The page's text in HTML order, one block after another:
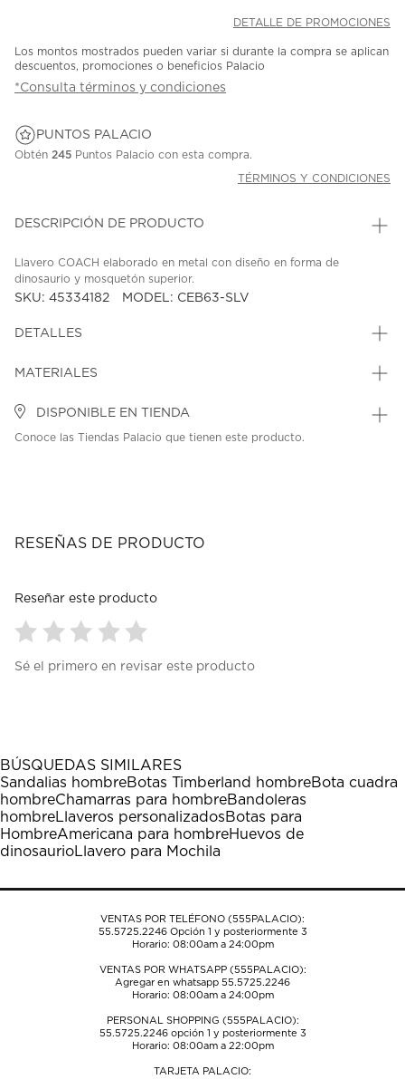
DETALLE DE PROMOCIONES
Los montos mostrados pueden variar si durante la compra se aplican
descuentos, promociones o beneficios Palacio
*Consulta términos y condiciones
PUNTOS PALACIO
Obtén 245 Puntos Palacio con esta compra.
TÉRMINOS Y CONDICIONES
DESCRIPCIÓN DE PRODUCTO
Llavero COACH elaborado en metal con diseño en forma de
dinosaurio y mosquetón superior.
SKU: 45334182 MODEL: CEB63-SLV
DETALLES
MATERIALES
DISPONIBLE EN TIENDA
Conoce las Tiendas Palacio que tienen este producto.
RESEÑAS DE PRODUCTO
Reseñar este producto
para
1
estrella
Esta
acción
abrirá
el
formulario
envío.
para
estrellas.
Esta
acción
abrirá
el
formulario
envío.
para
estrellas.
Esta
acción
abrirá
el
formulario
envío.
para
estrellas.
Esta
acción
abrirá
el
formulario
envío.
para
estrellas.
Esta
acción
abrirá
el
formulario
envío.
Sé el primero en revisar este producto
BÚSQUEDAS SIMILARES
Sandalias hombreBotas Timberland hombreBota cuadra
hombreChamarras para hombreBandoleras
hombreLlaveros personalizadosBotas para
HombreAmericana para hombreHuevos de
dinosaurioLlavero para Mochila
VENTAS POR TELÉFONO (555PALACIO):
55.5725.2246Opción 1 y posteriormente 3
Horario: 08:00am a 24:00pm
VENTAS POR WHATSAPP (555PALACIO):
Agregar en whatsapp 55.5725.2246
Horario: 08:00am a 24:00pm
PERSONAL SHOPPING (555PALACIO):
55.5725.2246opción 1 y posteriormente 3
Horario: 08:00am a 22:00pm
TARJETA PALACIO: